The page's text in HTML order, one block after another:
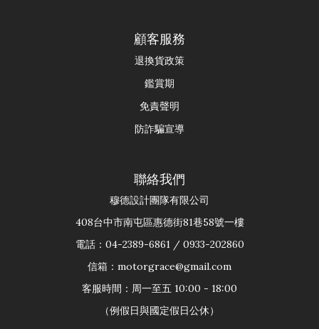
顧客服務
退換貨政策
鑑賞期
免責聲明
防詐騙宣導
聯絡我們
穆德設計團隊有限公司
408台中市南屯區惠德街81巷58號一樓
電話：04-2389-6861 / 0933-202860
信箱：motorgrace@gmail.com
客服時間：周一至五 10:00 - 18:00
（例假日與國定假日公休）